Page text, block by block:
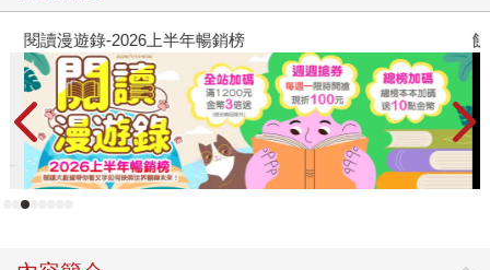
閱讀漫遊錄-2026上半年暢銷榜